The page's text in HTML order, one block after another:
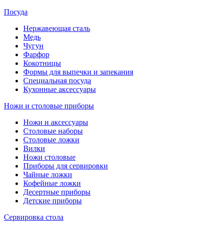
Посуда
Нержавеющая сталь
Медь
Чугун
Фарфор
Кокотницы
Формы для выпечки и запекания
Специальная посуда
Кухонные аксессуары
Ножи и столовые приборы
Ножи и аксессуары
Столовые наборы
Столовые ложки
Вилки
Ножи столовые
Приборы для сервировки
Чайные ложки
Кофейные ложки
Десертные приборы
Детские приборы
Сервировка стола